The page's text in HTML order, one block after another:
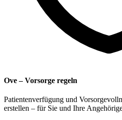
Ove – Vorsorge regeln
Patientenverfügung und
erstellen – für Sie und Ihre